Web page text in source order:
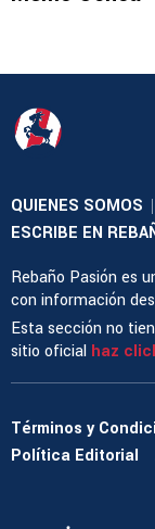
QUIENES SOMOS |
ESCRIBE EN
Rebaño Pasión es
con información
Esta sección no
sitio oficial haz
Términos y
Política Editorial